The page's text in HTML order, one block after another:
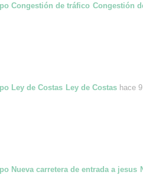
Congestión
Ley de Costas hace